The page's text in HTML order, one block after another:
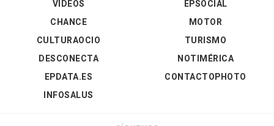
VÍDEOS
EPSOCIAL
CHANCE
CULTURAOCIO
DESCONECTA
EPDATA.ES
INFOSALUS
MOTOR
TURISMO
NOTIMÉRICA
CONTACTOPHOTO